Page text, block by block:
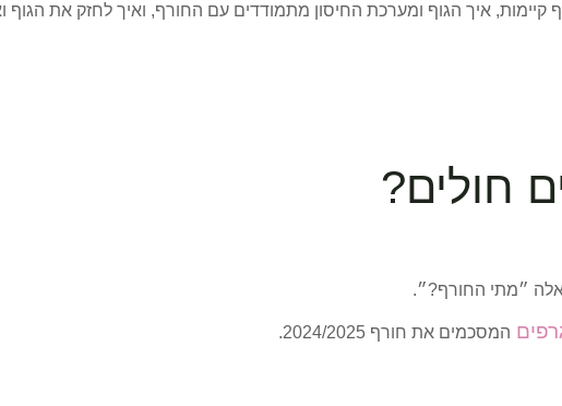
איך הגוף ומערכת החיסון מתמודדים עם החורף, ואיך לחזק את הגוף
חולים?
״מתי החורף?״.
המסכמים את חורף 2024/2025.